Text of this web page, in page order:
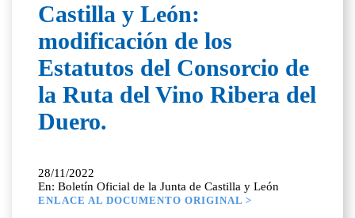
Castilla y León:
modificación de los
Estatutos del Consorcio de
la Ruta del Vino Ribera del
Duero.
28/11/2022
En: Boletín Oficial de la Junta de Castilla y León
ENLACE AL DOCUMENTO ORIGINAL >